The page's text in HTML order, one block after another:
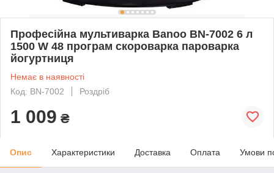
Професійна мультиварка Banoo BN-7002 6 л
1500 W 48 програм скороварка пароварка
йогуртниця
Немає в наявності
Код: BN-7002
Роздріб
1 009 ₴
Опис Характеристики Доставка Оплата Умови